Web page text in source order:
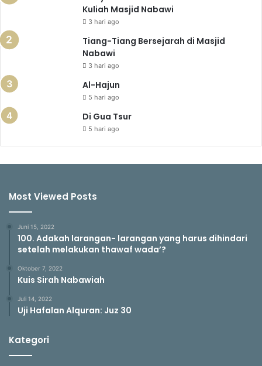
Kuliah Masjid Nabawi
3 hari ago
Tiang-Tiang Bersejarah di Masjid
Nabawi
3 hari ago
Al-Hajun
5 hari ago
Di Gua Tsur
5 hari ago
Most Viewed Posts
Juni 15, 2022
100. Adakah larangan- larangan yang harus dihindari
setelah melakukan thawaf wada’?
Oktober 7, 2022
Kuis Sirah Nabawiah
Juli 14, 2022
Uji Hafalan Alquran: Juz 30
Kategori